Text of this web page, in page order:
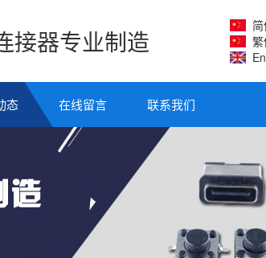
接器专业制造
态 在线留言 联系我们